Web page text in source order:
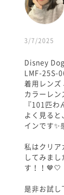
3/7/2025
Disney
LMF-25S-
着用レンズ
カラーレ
『101匹
よく見る
インです✨
私はクリア
してみま
す！！🤎🤍
是非お試し